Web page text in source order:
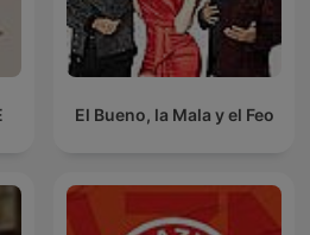
El Bueno, la Mala y el Feo